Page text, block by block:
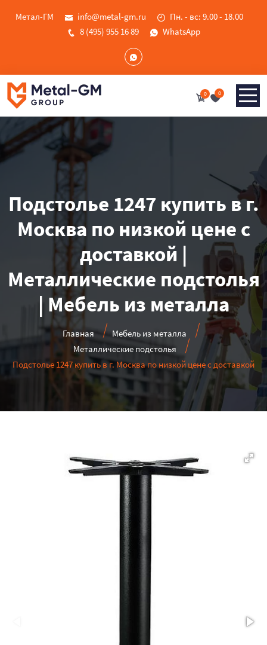
Метал-ГМ info@metal-gm.ru
Пн. - вс: 9.00 - 18.00
8 (495) 955 16 89
WhatsApp
0 0
Подстолье 1247 купить в г.
Москва по низкой цене с
доставкой |
Металлические подстолья
| Мебель из металла
Главная
Мебель из металла
Металлические подстолья
Подстолье 1247 купить в г. Москва по низкой цене с доставкой